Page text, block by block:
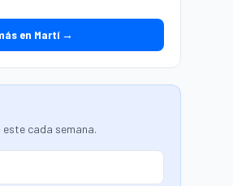
en Martí →
cada semana.